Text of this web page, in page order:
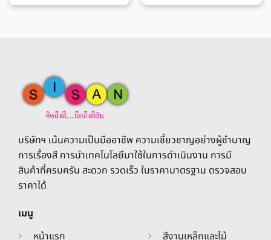
product
may
be
chosen
the
product
page
product
the
product
บริษัทฯ เน้นความเป็นมืออาชีพ ความเชี่ยวชาญอย่างผู้ชำนาญ
การเรื่องสี การนำเทคโนโลยีมาใช้ในการดำเนินงาน การมี
สินค้าที่ครบครัน สะดวก รวดเร็ว ในราคามาตรฐาน ตรวจสอบ
ราคาได้
เมนู
หน้าแรก
สีงานเหล็กและไม้